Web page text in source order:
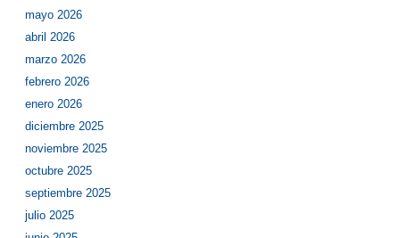
mayo 2026
abril 2026
marzo 2026
febrero 2026
enero 2026
diciembre 2025
noviembre 2025
octubre 2025
septiembre 2025
julio 2025